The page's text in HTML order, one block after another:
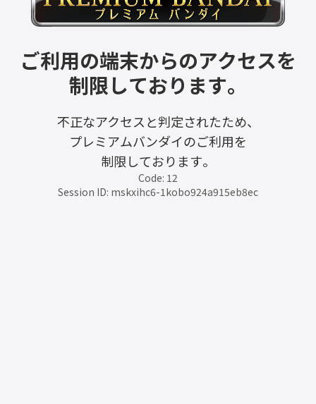
ご利用の端末からのアクセスを
制限しております。
不正なアクセスと判定されたため、
プレミアムバンダイのご利用を
制限しております。
Code: 12
Session ID: mskxihc6-1kobo924a915eb8ec